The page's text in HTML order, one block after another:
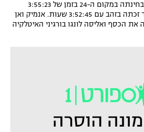
לבית עסק
סיימה מירוץ מופלא מבחינתה במקום ה-24 בזמן של 3:55:23
שעות, בעוד קייזנהופר זכתה בזהב עם 3:52:45 שעות. אנמיק ואן
את הכסף ואליסה לונגו בורגיני האיטלקיה